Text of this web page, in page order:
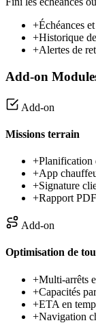
+Échéances
+Historique
+Alertes de
Add-on
Add-on
Missions terrain
+Planification
+App
+Signature
+Rapport
Add-on
Optimisation de
+Multi-arrêts
+Capacités
+ETA en
+Navigation